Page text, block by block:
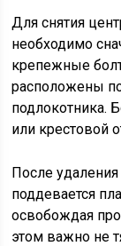
Для снятия
необходимо
крепежные
расположены
подлокотника.
или крестовой
После
поддевается
освобождая
этом важно не